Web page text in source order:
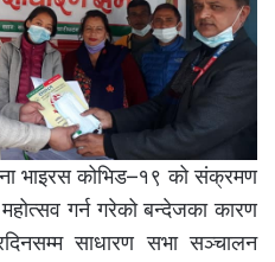
भाइरस कोभिड–१९ को संक्रमण
गर्न गरेको बन्देजका कारण
साधारण सभा सञ्चालन